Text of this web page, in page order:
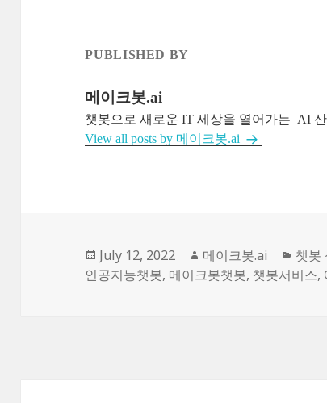
PUBLISHED BY
메이크봇.ai
챗봇으로 새로운 IT 세상을 열어가는 AI 산
View all posts by 메이크봇.ai
Posted
on
July 12, 2022 Author
메이크봇.ai 챗봇
인공지능챗봇, 메이크봇챗봇, 챗봇서비스,